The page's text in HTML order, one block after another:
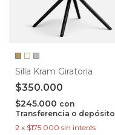
Silla Kram Giratoria
$350.000
$245.000 con
Transferencia o depósito
2 x $175.000 sin interés